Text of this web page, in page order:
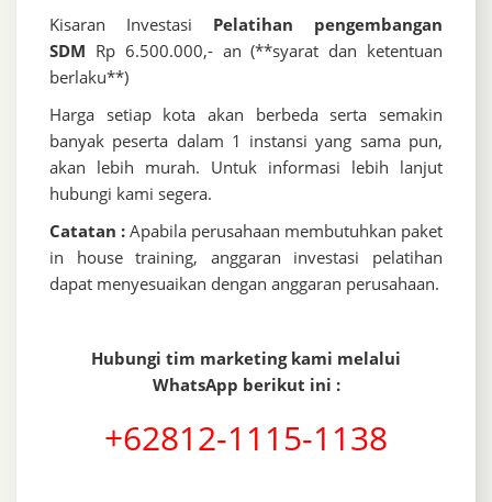
Kisaran Investasi Pelatihan pengembangan
SDM Rp 6.500.000,- an (**syarat dan ketentuan
berlaku**)
Harga setiap kota akan berbeda serta semakin
banyak peserta dalam 1 instansi yang sama pun,
akan lebih murah. Untuk informasi lebih lanjut
hubungi kami segera.
Catatan : Apabila perusahaan membutuhkan paket
in house training, anggaran investasi pelatihan
dapat menyesuaikan dengan anggaran perusahaan.
Hubungi tim marketing kami melalui
WhatsApp berikut ini :
+62812-1115-1138